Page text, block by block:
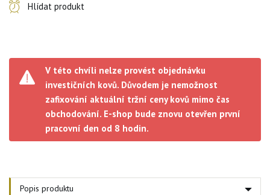
Hlídat produkt
V této chvíli nelze provést objednávku
investičních kovů. Důvodem je nemožnost
zafixování aktuální tržní ceny kovů mimo čas
obchodování. E-shop bude znovu otevřen první
pracovní den od 8 hodin.
Popis produktu